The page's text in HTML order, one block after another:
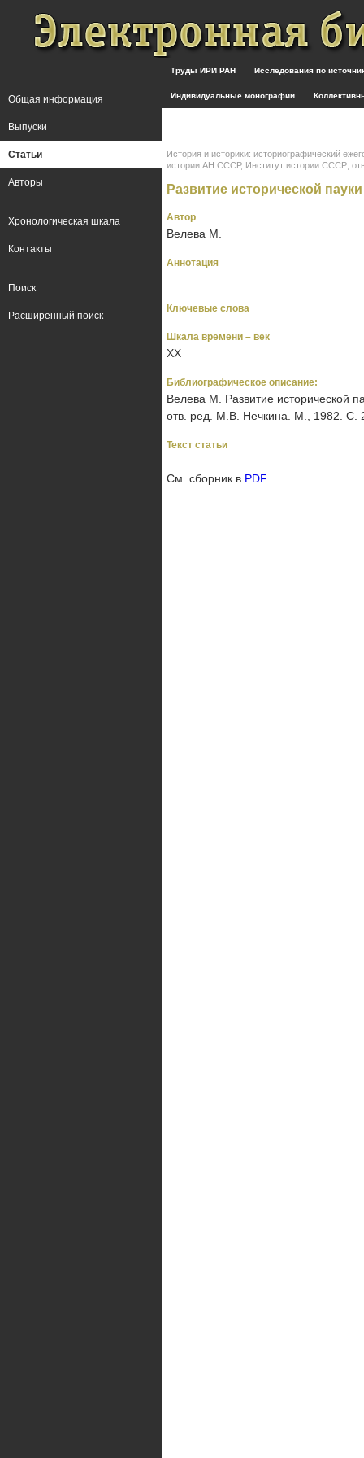
Труды ИРИ РАН Исследования по
Индивидуальные монографии
История и историки: историографический
истории АН СССР, Институт истории СССР;
Развитие исторической
Автор
Велева М.
Аннотация
Ключевые слова
Шкала времени – век
XX
Библиографическое описание:
Велева М. Развитие исторической
отв. ред. М.В. Нечкина. М., 1982. С.
Текст статьи
См. сборник в PDF
Общая информация
Выпуски
Статьи
Авторы
Хронологическая шкала
Контакты
Поиск
Расширенный поиск